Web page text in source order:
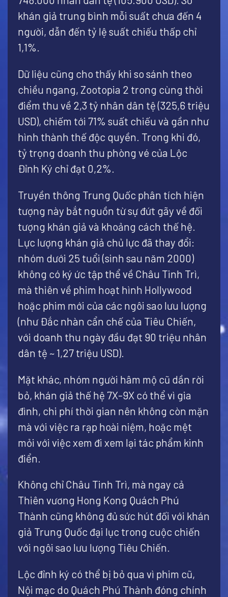
khán giả trung bình mỗi suất chưa đến 4
người, dẫn đến tỷ lệ suất chiếu thấp chỉ
1,1%.
Dữ liệu cũng cho thấy khi so sánh theo
chiều ngang, Zootopia 2 trong cùng thời
điểm thu về 2,3 tỷ nhân dân tệ (325,6 triệu
USD), chiếm tới 71% suất chiếu và gần như
hình thành thế độc quyền. Trong khi đó,
tỷ trọng doanh thu phòng vé của Lộc
Đỉnh Ký chỉ đạt 0,2%.
Truyền thông Trung Quốc phân tích hiện
tượng này bắt nguồn từ sự đứt gãy về đối
tượng khán giả và khoảng cách thế hệ.
Lực lượng khán giả chủ lực đã thay đổi:
nhóm dưới 25 tuổi (sinh sau năm 2000)
không có ký ức tập thể về Châu Tinh Trì,
mà thiên về phim hoạt hình Hollywood
hoặc phim mới của các ngôi sao lưu lượng
(như Đắc nhàn cẩn chế của Tiêu Chiến,
với doanh thu ngày đầu đạt 90 triệu nhân
dân tệ ~ 1,27 triệu USD).
Mặt khác, nhóm người hâm mộ cũ dần rời
bỏ, khán giả thế hệ 7X-9X có thể vì gia
đình, chi phí thời gian nên không còn mặn
mà với việc ra rạp hoài niệm, hoặc mệt
mỏi với việc xem đi xem lại tác phẩm kinh
điển.
Không chỉ Châu Tinh Trì, mà ngay cả
Thiên vương Hong Kong Quách Phú
Thành cũng không đủ sức hút đối với khán
giả Trung Quốc đại lục trong cuộc chiến
với ngôi sao lưu lượng Tiêu Chiến.
Lộc đỉnh ký có thể bị bỏ qua vì phim cũ,
Nội mạc do Quách Phú Thành đóng chính